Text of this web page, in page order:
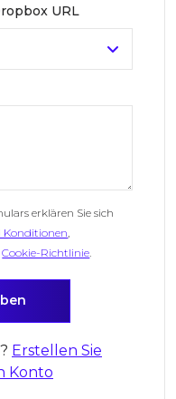
URL
erklären Sie sich
Konditionen,
Cookie-Richtlinie.
Erstellen Sie
Konto